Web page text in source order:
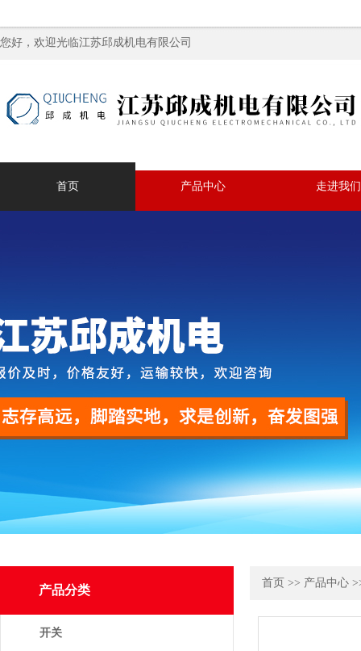
您好，欢迎光临江苏邱成机电有限公司
首页 产品中心 走进我们
产品分类
开关
首页 >> 产品中心